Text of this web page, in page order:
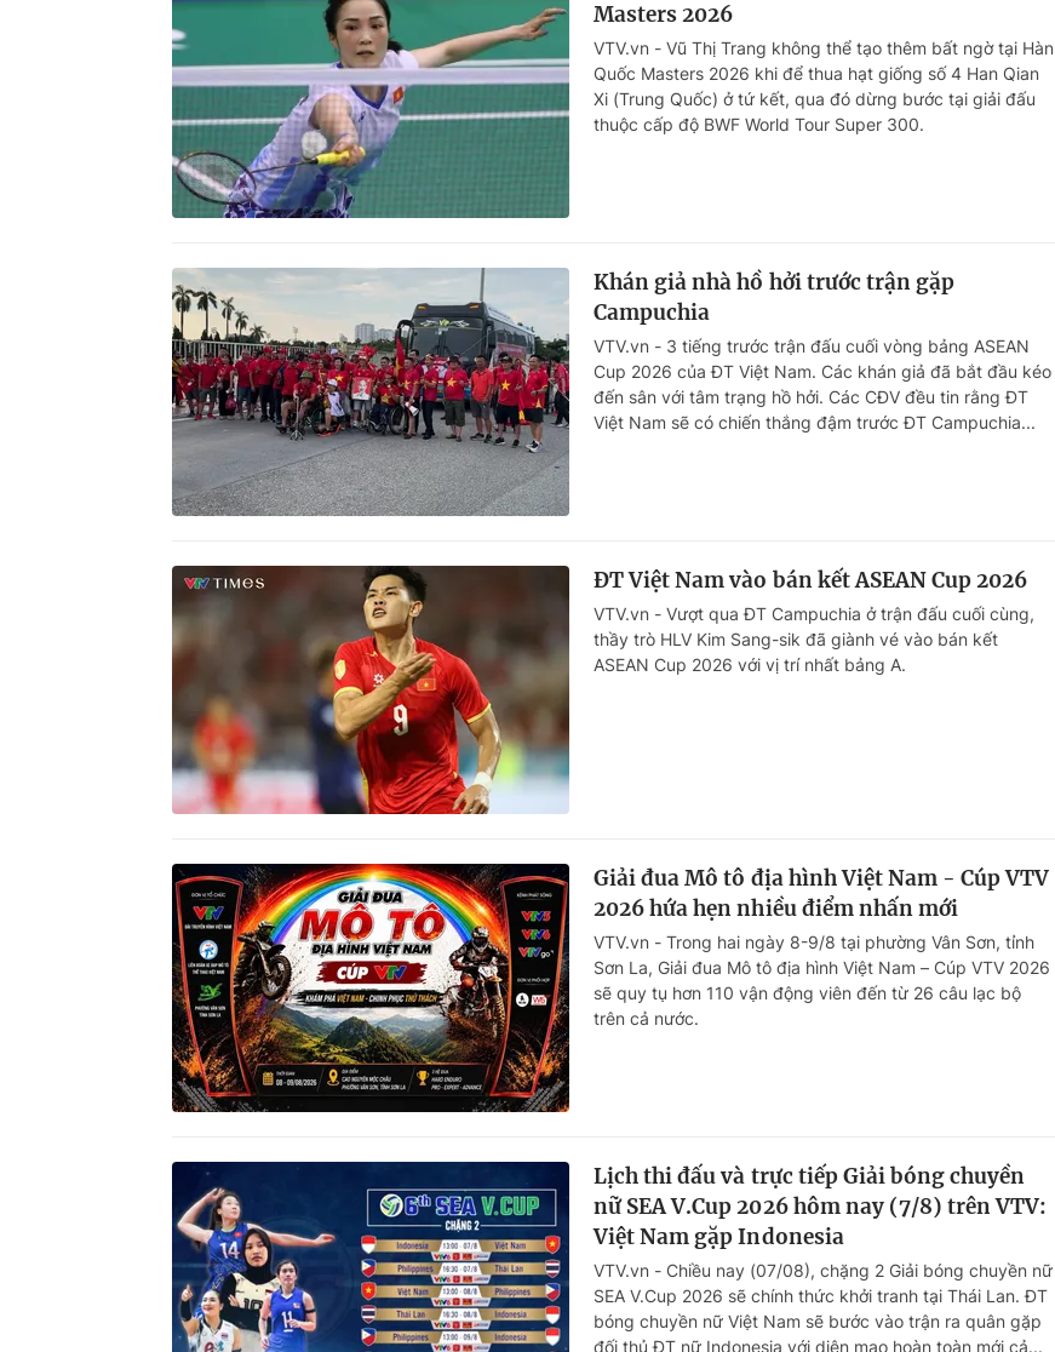
Masters 2026
VTV.vn - Vũ Thị Trang không thể tạo thêm bất ngờ tại Hàn
Quốc Masters 2026 khi để thua hạt giống số 4 Han Qian
Xi (Trung Quốc) ở tứ kết, qua đó dừng bước tại giải đấu
thuộc cấp độ BWF World Tour Super 300.
Khán giả nhà hồ hởi trước trận gặp
Campuchia
VTV.vn - 3 tiếng trước trận đấu cuối vòng bảng ASEAN
Cup 2026 của ĐT Việt Nam. Các khán giả đã bắt đầu kéo
đến sân với tâm trạng hồ hởi. Các CĐV đều tin rằng ĐT
Việt Nam sẽ có chiến thắng đậm trước ĐT Campuchia...
ĐT Việt Nam vào bán kết ASEAN Cup 2026
VTV.vn - Vượt qua ĐT Campuchia ở trận đấu cuối cùng,
thầy trò HLV Kim Sang-sik đã giành vé vào bán kết
ASEAN Cup 2026 với vị trí nhất bảng A.
Giải đua Mô tô địa hình Việt Nam - Cúp VTV
2026 hứa hẹn nhiều điểm nhấn mới
VTV.vn - Trong hai ngày 8-9/8 tại phường Vân Sơn, tỉnh
Sơn La, Giải đua Mô tô địa hình Việt Nam – Cúp VTV 2026
sẽ quy tụ hơn 110 vận động viên đến từ 26 câu lạc bộ
trên cả nước.
Lịch thi đấu và trực tiếp Giải bóng chuyền
nữ SEA V.Cup 2026 hôm nay (7/8) trên VTV:
Việt Nam gặp Indonesia
VTV.vn - Chiều nay (07/08), chặng 2 Giải bóng chuyền nữ
SEA V.Cup 2026 sẽ chính thức khởi tranh tại Thái Lan. ĐT
bóng chuyền nữ Việt Nam sẽ bước vào trận ra quân gặp
đối thủ ĐT nữ Indonesia với diện mạo hoàn toàn mới cả...